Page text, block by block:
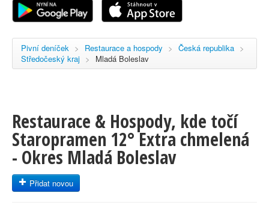
Registrace
Pivní deníček > Restaurace a hospody > Česká republika >
Středočeský kraj > Mladá Boleslav
Restaurace & Hospody, kde točí
Staropramen 12° Extra chmelená
- Okres Mladá Boleslav
Přidat novou